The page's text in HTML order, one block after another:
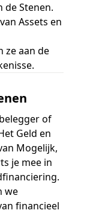
de Stenen.
Assets en
ze aan de
of
Geld en
Mogelijk,
je mee in
we
financieel